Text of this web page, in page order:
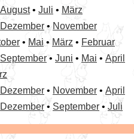
August• Juli • März
Dezember • November
• Mai • März • Februar
September • Juni • Mai • April
Dezember • November • April
Dezember• September • Juli